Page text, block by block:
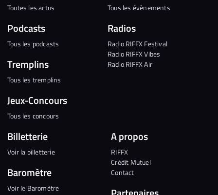
Toutes les actus
Podcasts
Tous les podcasts
Tremplins
Tous les tremplins
Jeux-Concours
Tous les concours
Tous les évènements
Radios
Radio RIFFX Festival
Radio RIFFX Vibes
Radio RIFFX Air
Billetterie
Voir la billetterie
Baromètre
Voir le Baromètre
A propos
RIFFX
Crédit Mutuel
Contact